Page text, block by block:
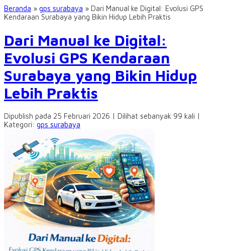
Beranda » gps surabaya » Dari Manual ke Digital: Evolusi GPS
Kendaraan Surabaya yang Bikin Hidup Lebih Praktis
Dari Manual ke Digital:
Evolusi GPS Kendaraan
Surabaya yang Bikin Hidup
Lebih Praktis
Dipublish pada 25 Februari 2026 | Dilihat sebanyak 99 kali |
Kategori: gps surabaya